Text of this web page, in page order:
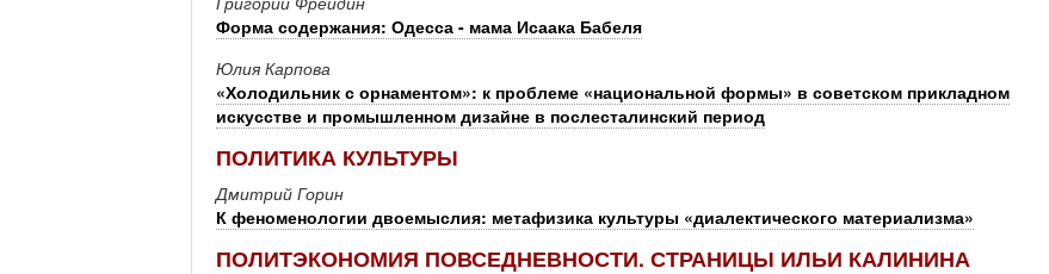
Форма содержания: Одесса - мама Исаака Бабеля
Юлия Карпова
«Холодильник с орнаментом»: к проблеме «национальной формы» в советском прикладном
искусстве и промышленном дизайне в послесталинский период
ПОЛИТИКА КУЛЬТУРЫ
Дмитрий Горин
К феноменологии двоемыслия: метафизика культуры «диалектического материализма»
ПОЛИТЭКОНОМИЯ ПОВСЕДНЕВНОСТИ. СТРАНИЦЫ ИЛЬИ КАЛИНИНА